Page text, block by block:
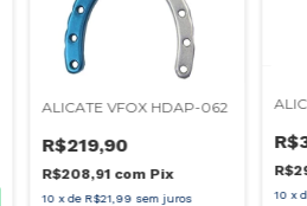
ALICATE VFOX HDAP-062
R$219,90
R$208,91 com Pix
10 xde R$21,99 sem juros 10 x